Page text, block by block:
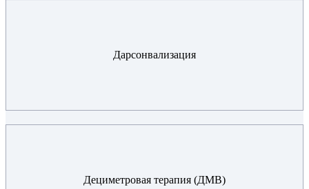
Дарсонвализация
Дециметровая терапия (ДМВ)